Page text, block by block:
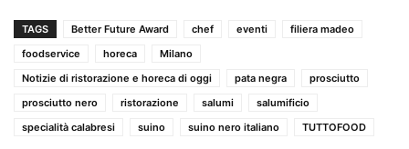
TAGS Better Future Award chef eventi
filiera madeo
foodservice
horeca
Milano
Notizie di ristorazione e horeca di oggi
pata negra
prosciutto
prosciutto nero
ristorazione salumi
salumificio
specialità calabresi
suino suino nero italiano TUTTOFOOD